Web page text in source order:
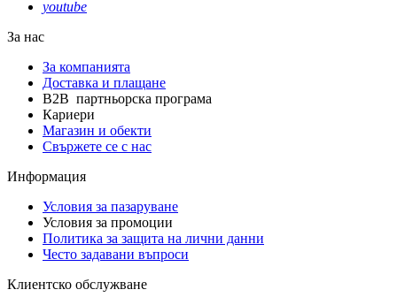
youtube
За нас
За компанията
Доставка и плащане
B2B партньорска програма
Кариери
Магазин и обекти
Свържете се с нас
Информация
Условия за пазаруване
Условия за промоции
Политика за защита на лични данни
Често задавани въпроси
Клиентско обслужване